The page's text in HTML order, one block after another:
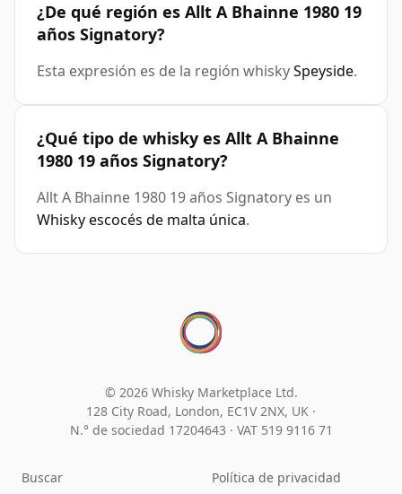
¿De qué región es Allt A Bhainne 1980 19
años Signatory?
Esta expresión es de la región whiskySpeyside.
¿Qué tipo de whisky es Allt A Bhainne
1980 19 años Signatory?
Allt A Bhainne 1980 19 años Signatory es un
Whisky escocés de malta única.
© 2026 Whisky Marketplace Ltd.
128 City Road, London, EC1V 2NX, UK ·
N.° de sociedad 17204643 · VAT 519 9116 71
Buscar Política de privacidad